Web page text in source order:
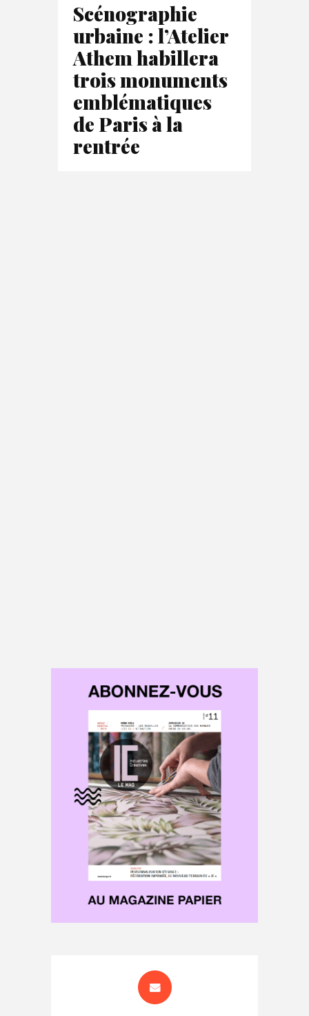
Scénographie
urbaine : l’Atelier
Athem habillera
trois monuments
emblématiques
de Paris à la
rentrée